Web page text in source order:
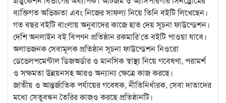
ব্যক্তিগত অভিজ্ঞতা এবং নিজের সাফল্য নিয়ে তিনি বইটি লিখেছেন।
গত বছর বইটি বাংলায় অনুবাদের কাজে হাত দেয় সূচনা ফাউন্ডেশন।
দেশি অনলাইন বই বিপণন প্রতিষ্ঠান রকমারি’তে বইটি পাওয়া যাবে।
অলাভজনক সেবামূলক প্রতিষ্ঠান সূচনা ফাউন্ডেশন নিওরো
ডেভেলপমেন্টাল ডিজঅর্ডার ও মানসিক স্বাস্থ্য নিয়ে গবেষণা, পরামর্শ
ও সক্ষমতা উন্নয়নসহ আরও অন্যান্য ক্ষেত্রে কাজ করছে।
জাতীয় ও আন্তর্জাতিক পর্যায়ের গবেষক, নীতিনির্ধারক, সেবা দাতাদের
মধ্যে সেতুবন্ধন তৈরির কাজও করছে প্রতিষ্ঠানটি।